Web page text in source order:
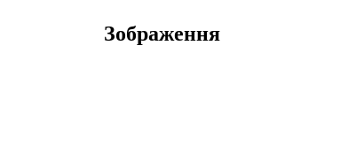
Зображення